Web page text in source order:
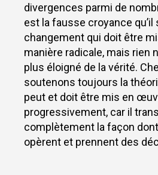
divergences parmi de
est la fausse croyance qu’il
changement qui doit être
manière radicale, mais rien
plus éloigné de la vérité.
soutenons toujours la
peut et doit être mis en
progressivement, car il
complètement la façon
opèrent et prennent des